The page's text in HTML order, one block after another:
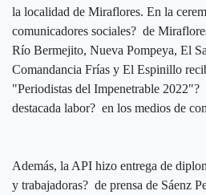
la localidad de Miraflores. En la
comunicadores sociales? de
Río Bermejito, Nueva Pompeya, El
Comandancia Frías y El Espinillo
"Periodistas del Impenetrable 2022"?
destacada labor? en los medios de
Además, la API hizo entrega de
y trabajadoras? de prensa de Sáenz